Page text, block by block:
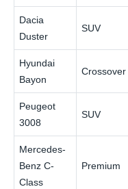
Dacia
Duster
SUV
Hyundai
Bayon
Crossover
Peugeot
3008
SUV
Mercedes-
Benz C-
Class
Premium